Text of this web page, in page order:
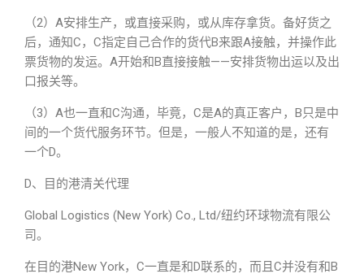
（2）A安排生产，或直接采购，或从库存拿货。备好货之
后，通知C，C指定自己合作的货代B来跟A接触，并操作此
票货物的发运。A开始和B直接接触——安排货物出运以及出
口报关等。
（3）A也一直和C沟通，毕竟，C是A的真正客户，B只是中
间的一个货代服务环节。但是，一般人不知道的是，还有
一个D。
D、目的港清关代理
Global Logistics (New York) Co., Ltd/纽约环球物流有限公
司。
在目的港New York，C一直是和D联系的，而且C并没有和B